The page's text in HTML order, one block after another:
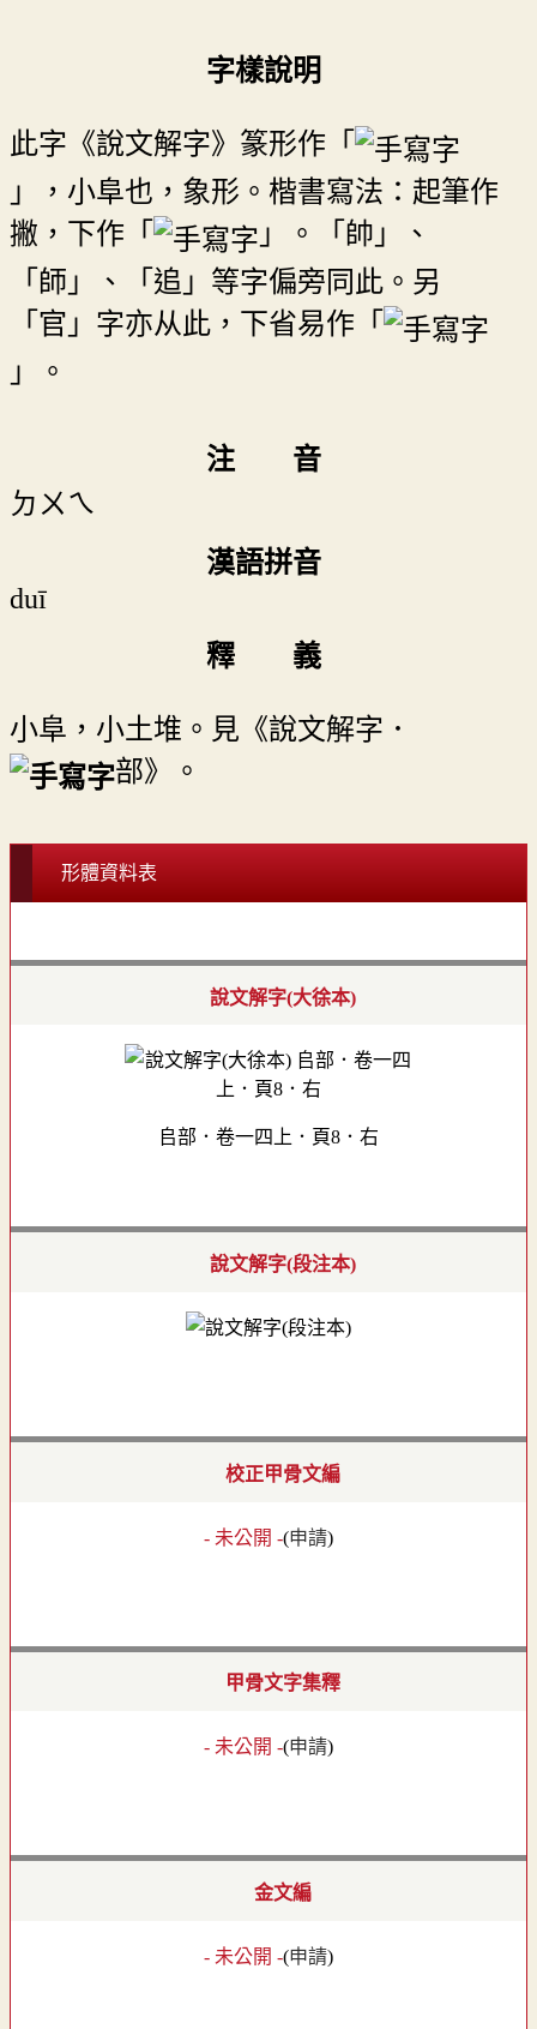
字樣說明
此字《說文解字》篆形作「
」，小阜也，象形。楷書寫法：起筆作
撇，下作「
」。「帥」、
「師」、「追」等字偏旁同此。另
「官」字亦从此，下省易作「
」。
注 音
ㄉㄨㄟ
漢語拼音
duī
釋 義
小阜，小土堆。見《說文解字．
部》。
形體資料表
說文解字(大徐本)
𠂤部．卷一四上．頁8．右
說文解字(段注本)
校正甲骨文編
- 未公開 -(申請)
甲骨文字集釋
- 未公開 -(申請)
金文編
- 未公開 -(申請)